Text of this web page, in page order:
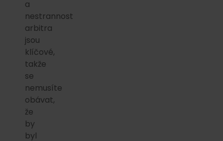
a
nestrannost
arbitra
jsou
klíčové,
takže
se
nemusíte
obávat,
že
by
byl